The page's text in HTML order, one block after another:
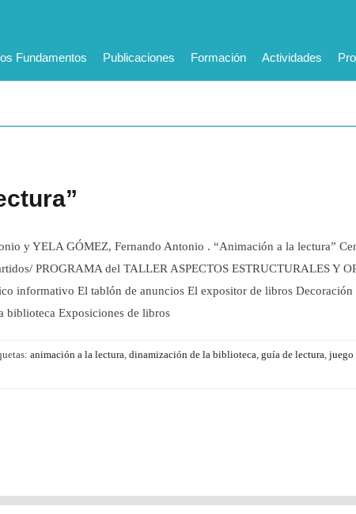
Fundamentos Publicaciones Formación Actividades
y YELA GÓMEZ, Fernando Antonio . “Animación a la lectura”
PROGRAMA del TALLER ASPECTOS ESTRUCTURALES Y
informativo El tablón de anuncios El expositor de libros
Exposiciones de libros
animación a la lectura, dinamización de la biblioteca, guía de lectura, juego